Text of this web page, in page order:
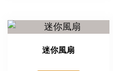
迷你風扇